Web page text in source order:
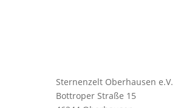
Sternenzelt Oberhausen e.V.
Bottroper Straße 15